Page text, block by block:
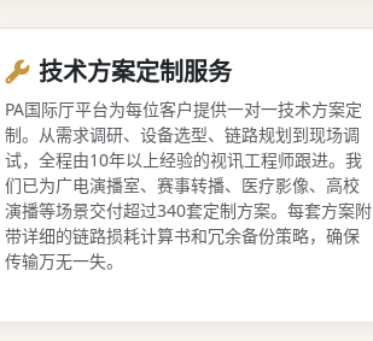
技术方案定制服务
PA国际厅平台为每位客户提供一对一技术方案定
制。从需求调研、设备选型、链路规划到现场调
试，全程由10年以上经验的视讯工程师跟进。我
们已为广电演播室、赛事转播、医疗影像、高校
演播等场景交付超过340套定制方案。每套方案附
带详细的链路损耗计算书和冗余备份策略，确保
传输万无一失。